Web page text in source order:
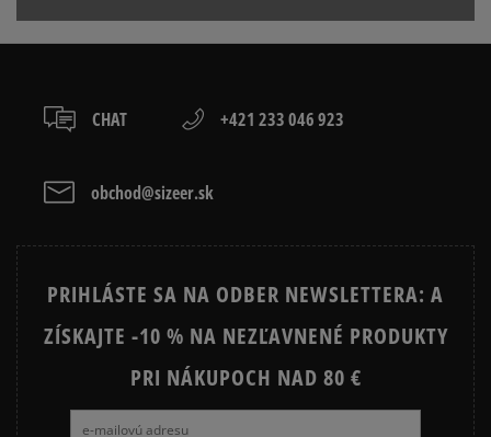
slovenská pošta - na adresu,
osobné prevzatie v predajni.
kartou,
CHAT +421 233 046 923
obchod@sizeer.sk
PRIHLÁSTE SA NA ODBER NEWSLETTERA: A
ZÍSKAJTE -10 % NA NEZĽAVNENÉ PRODUKTY
PRI NÁKUPOCH NAD 80 €